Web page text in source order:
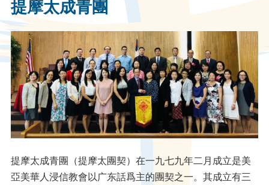
提摩太成青團
提摩太成青團（提摩太團契）在一九七九年二月成立是美
亞美華人浸信教會以广东話爲主的團契之一。其成立有三